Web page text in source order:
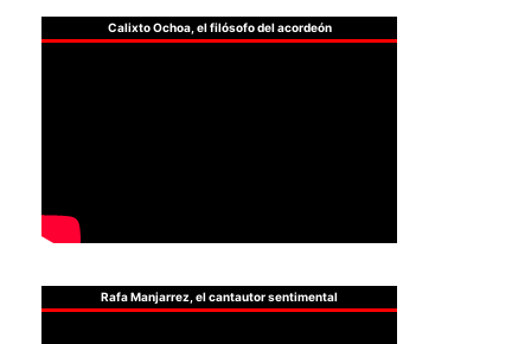
Calixto Ochoa, el filósofo del acordeón
Rafa Manjarrez, el cantautor sentimental